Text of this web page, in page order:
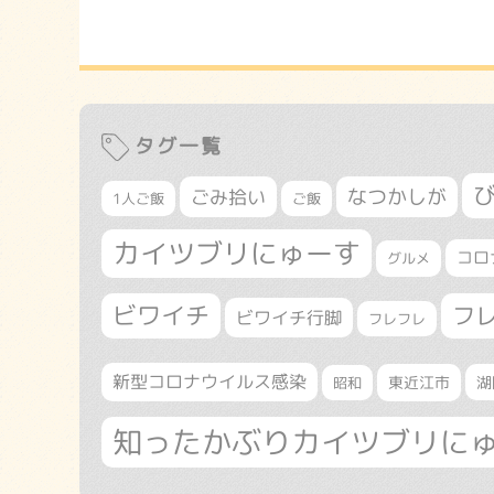
タグ一覧
1人ご飯 ごみ拾い ご飯 なつかしが
カイツブリにゅーす グルメ コ
ビワイチ ビワイチ行脚 フレフレ フ
新型コロナウイルス感染 昭和 東近江市
知ったかぶりカイツブリに